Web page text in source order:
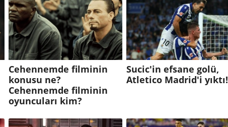
Cehennemde filminin
konusu ne?
Cehennemde filminin
oyuncuları kim?
Sucic'in efsane golü,
Atletico Madrid'i yıktı!